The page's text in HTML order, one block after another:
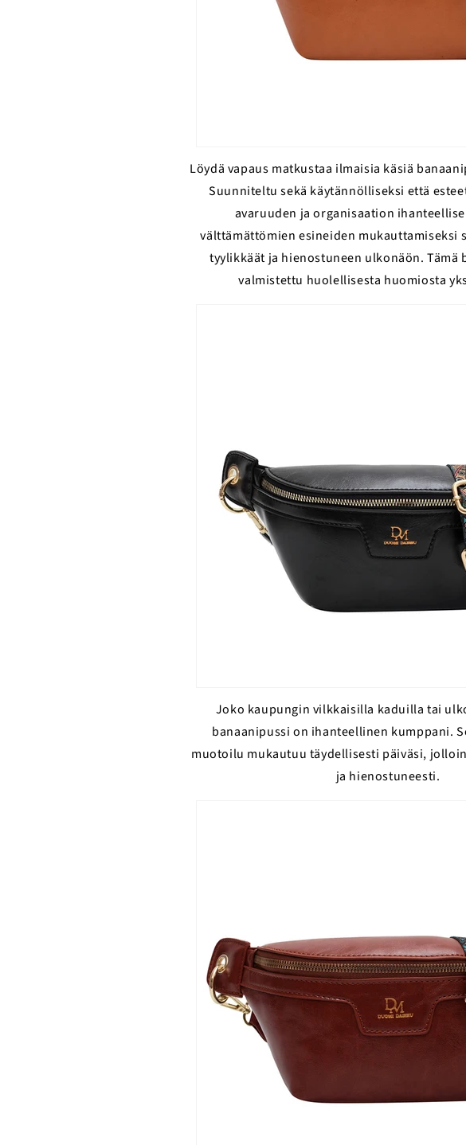
Löydä vapaus matkustaa ilmaisia ​​käsiä
Suunniteltu sekä käytännölliseksi että
avaruuden ja organisaation
välttämättömien esineiden mukauttamiseksi
tyylikkäät ja hienostuneen ulkonäön. Tämä
valmistettu huolellisesta huomiosta
Joko kaupungin vilkkaisilla kaduilla tai
banaanipussi on ihanteellinen kumppani.
muotoilu mukautuu täydellisesti päiväsi,
ja hienostuneesti.